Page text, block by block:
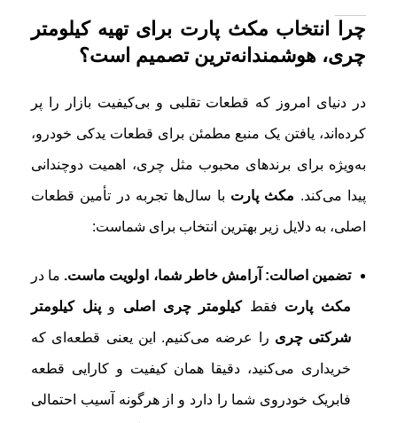
چرا انتخاب مکث پارت برای تهیه کیلومتر
چری، هوشمندانه‌ترین تصمیم است؟
در دنیای امروز که قطعات تقلبی و بی‌کیفیت بازار را پر
کرده‌اند، یافتن یک منبع مطمئن برای قطعات یدکی خودرو،
به‌ویژه برای برندهای محبوب مثل چری، اهمیت دوچندانی
پیدا می‌کند. مکث پارت با سال‌ها تجربه در تأمین قطعات
اصلی، به دلایل زیر بهترین انتخاب برای شماست:
تضمین اصالت: آرامش خاطر شما، اولویت ماست. ما در
مکث پارت فقطکیلومتر چری اصلی وپنل کیلومتر
شرکتی چری را عرضه می‌کنیم. این یعنی قطعه‌ای که
خریداری می‌کنید، دقیقا همان کیفیت و کارایی قطعه
فابریک خودروی شما را دارد و از هرگونه آسیب احتمالی